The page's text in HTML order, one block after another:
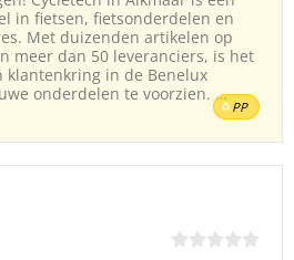
PP
in fietsen, fietsonderdelen en
Met duizenden artikelen op
meer dan 50 leveranciers, is het
in de Benelux
onderdelen te voorzien. …